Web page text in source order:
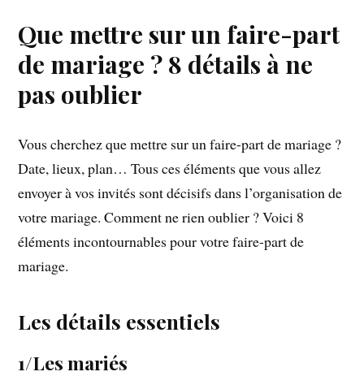
Que mettre sur un faire-part
de mariage ? 8 détails à ne
pas oublier
Vous cherchez que mettre sur un faire-part de mariage ?
Date, lieux, plan… Tous ces éléments que vous allez
envoyer à vos invités sont décisifs dans l’organisation de
votre mariage. Comment ne rien oublier ? Voici 8
éléments incontournables pour votre faire-part de
mariage.
Les détails essentiels
1/Les mariés